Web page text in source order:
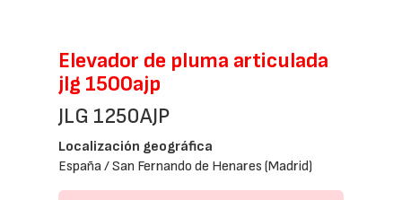
Elevador de pluma articulada
jlg 1500ajp
JLG 1250AJP
Localización geográfica
España / San Fernando de Henares (Madrid)